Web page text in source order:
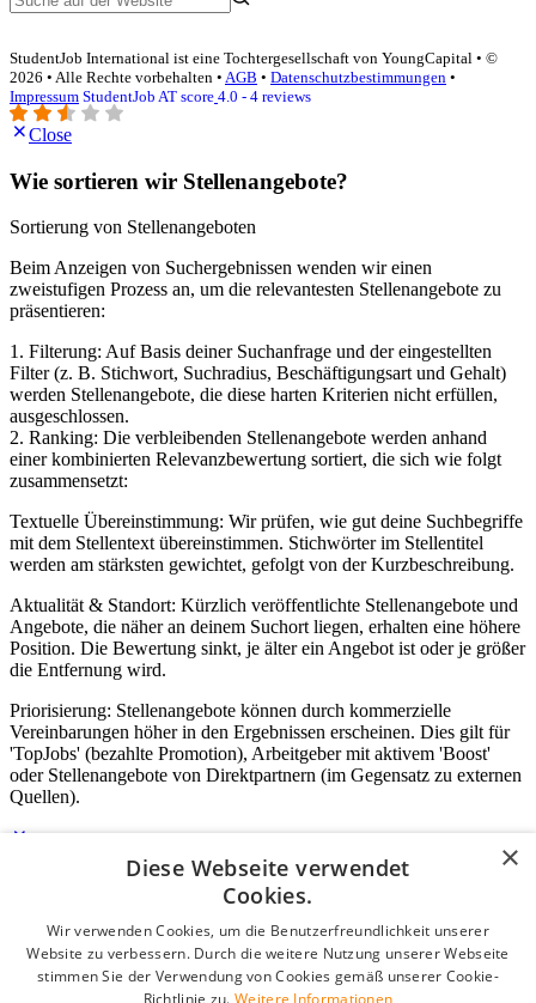
StudentJob International ist eine Tochtergesellschaft von YoungCapital • ©
2026 • Alle Rechte vorbehalten • AGB • Datenschutzbestimmungen •
Impressum StudentJob AT score 4.0 - 4 reviews
Close
Wie sortieren wir Stellenangebote?
Sortierung von Stellenangeboten
Beim Anzeigen von Suchergebnissen wenden wir einen
zweistufigen Prozess an, um die relevantesten Stellenangebote zu
präsentieren:
1. Filterung: Auf Basis deiner Suchanfrage und der eingestellten
Filter (z. B. Stichwort, Suchradius, Beschäftigungsart und Gehalt)
werden Stellenangebote, die diese harten Kriterien nicht erfüllen,
ausgeschlossen.
2. Ranking: Die verbleibenden Stellenangebote werden anhand
einer kombinierten Relevanzbewertung sortiert, die sich wie folgt
zusammensetzt:
Textuelle Übereinstimmung: Wir prüfen, wie gut deine Suchbegriffe
mit dem Stellentext übereinstimmen. Stichwörter im Stellentitel
werden am stärksten gewichtet, gefolgt von der Kurzbeschreibung.
Aktualität & Standort: Kürzlich veröffentlichte Stellenangebote und
Angebote, die näher an deinem Suchort liegen, erhalten eine höhere
Position. Die Bewertung sinkt, je älter ein Angebot ist oder je größer
die Entfernung wird.
Priorisierung: Stellenangebote können durch kommerzielle
Vereinbarungen höher in den Ergebnissen erscheinen. Dies gilt für
'TopJobs' (bezahlte Promotion), Arbeitgeber mit aktivem 'Boost'
oder Stellenangebote von Direktpartnern (im Gegensatz zu externen
Quellen).
Login für Unternehmen
E-Mail*
Passwort
×
Diese Webseite verwendet
Cookies.
Wir verwenden Cookies, um die Benutzerfreundlichkeit unserer
Website zu verbessern. Durch die weitere Nutzung unserer Webseite
stimmen Sie der Verwendung von Cookies gemäß unserer Cookie-
Richtlinie zu. Weitere Informationen